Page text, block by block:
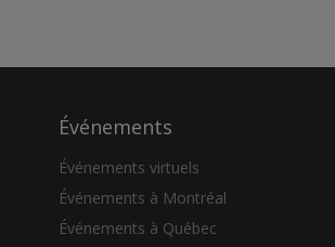
Événements
Événements virtuels
Événements à Montréal
Événements à Québec